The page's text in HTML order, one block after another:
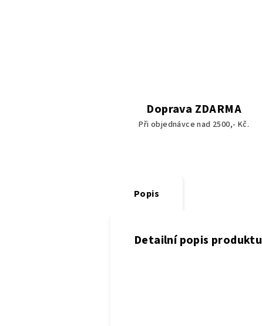
Doprava ZDARMA
Při objednávce nad 2500,- Kč.
Popis
Detailní popis produktu